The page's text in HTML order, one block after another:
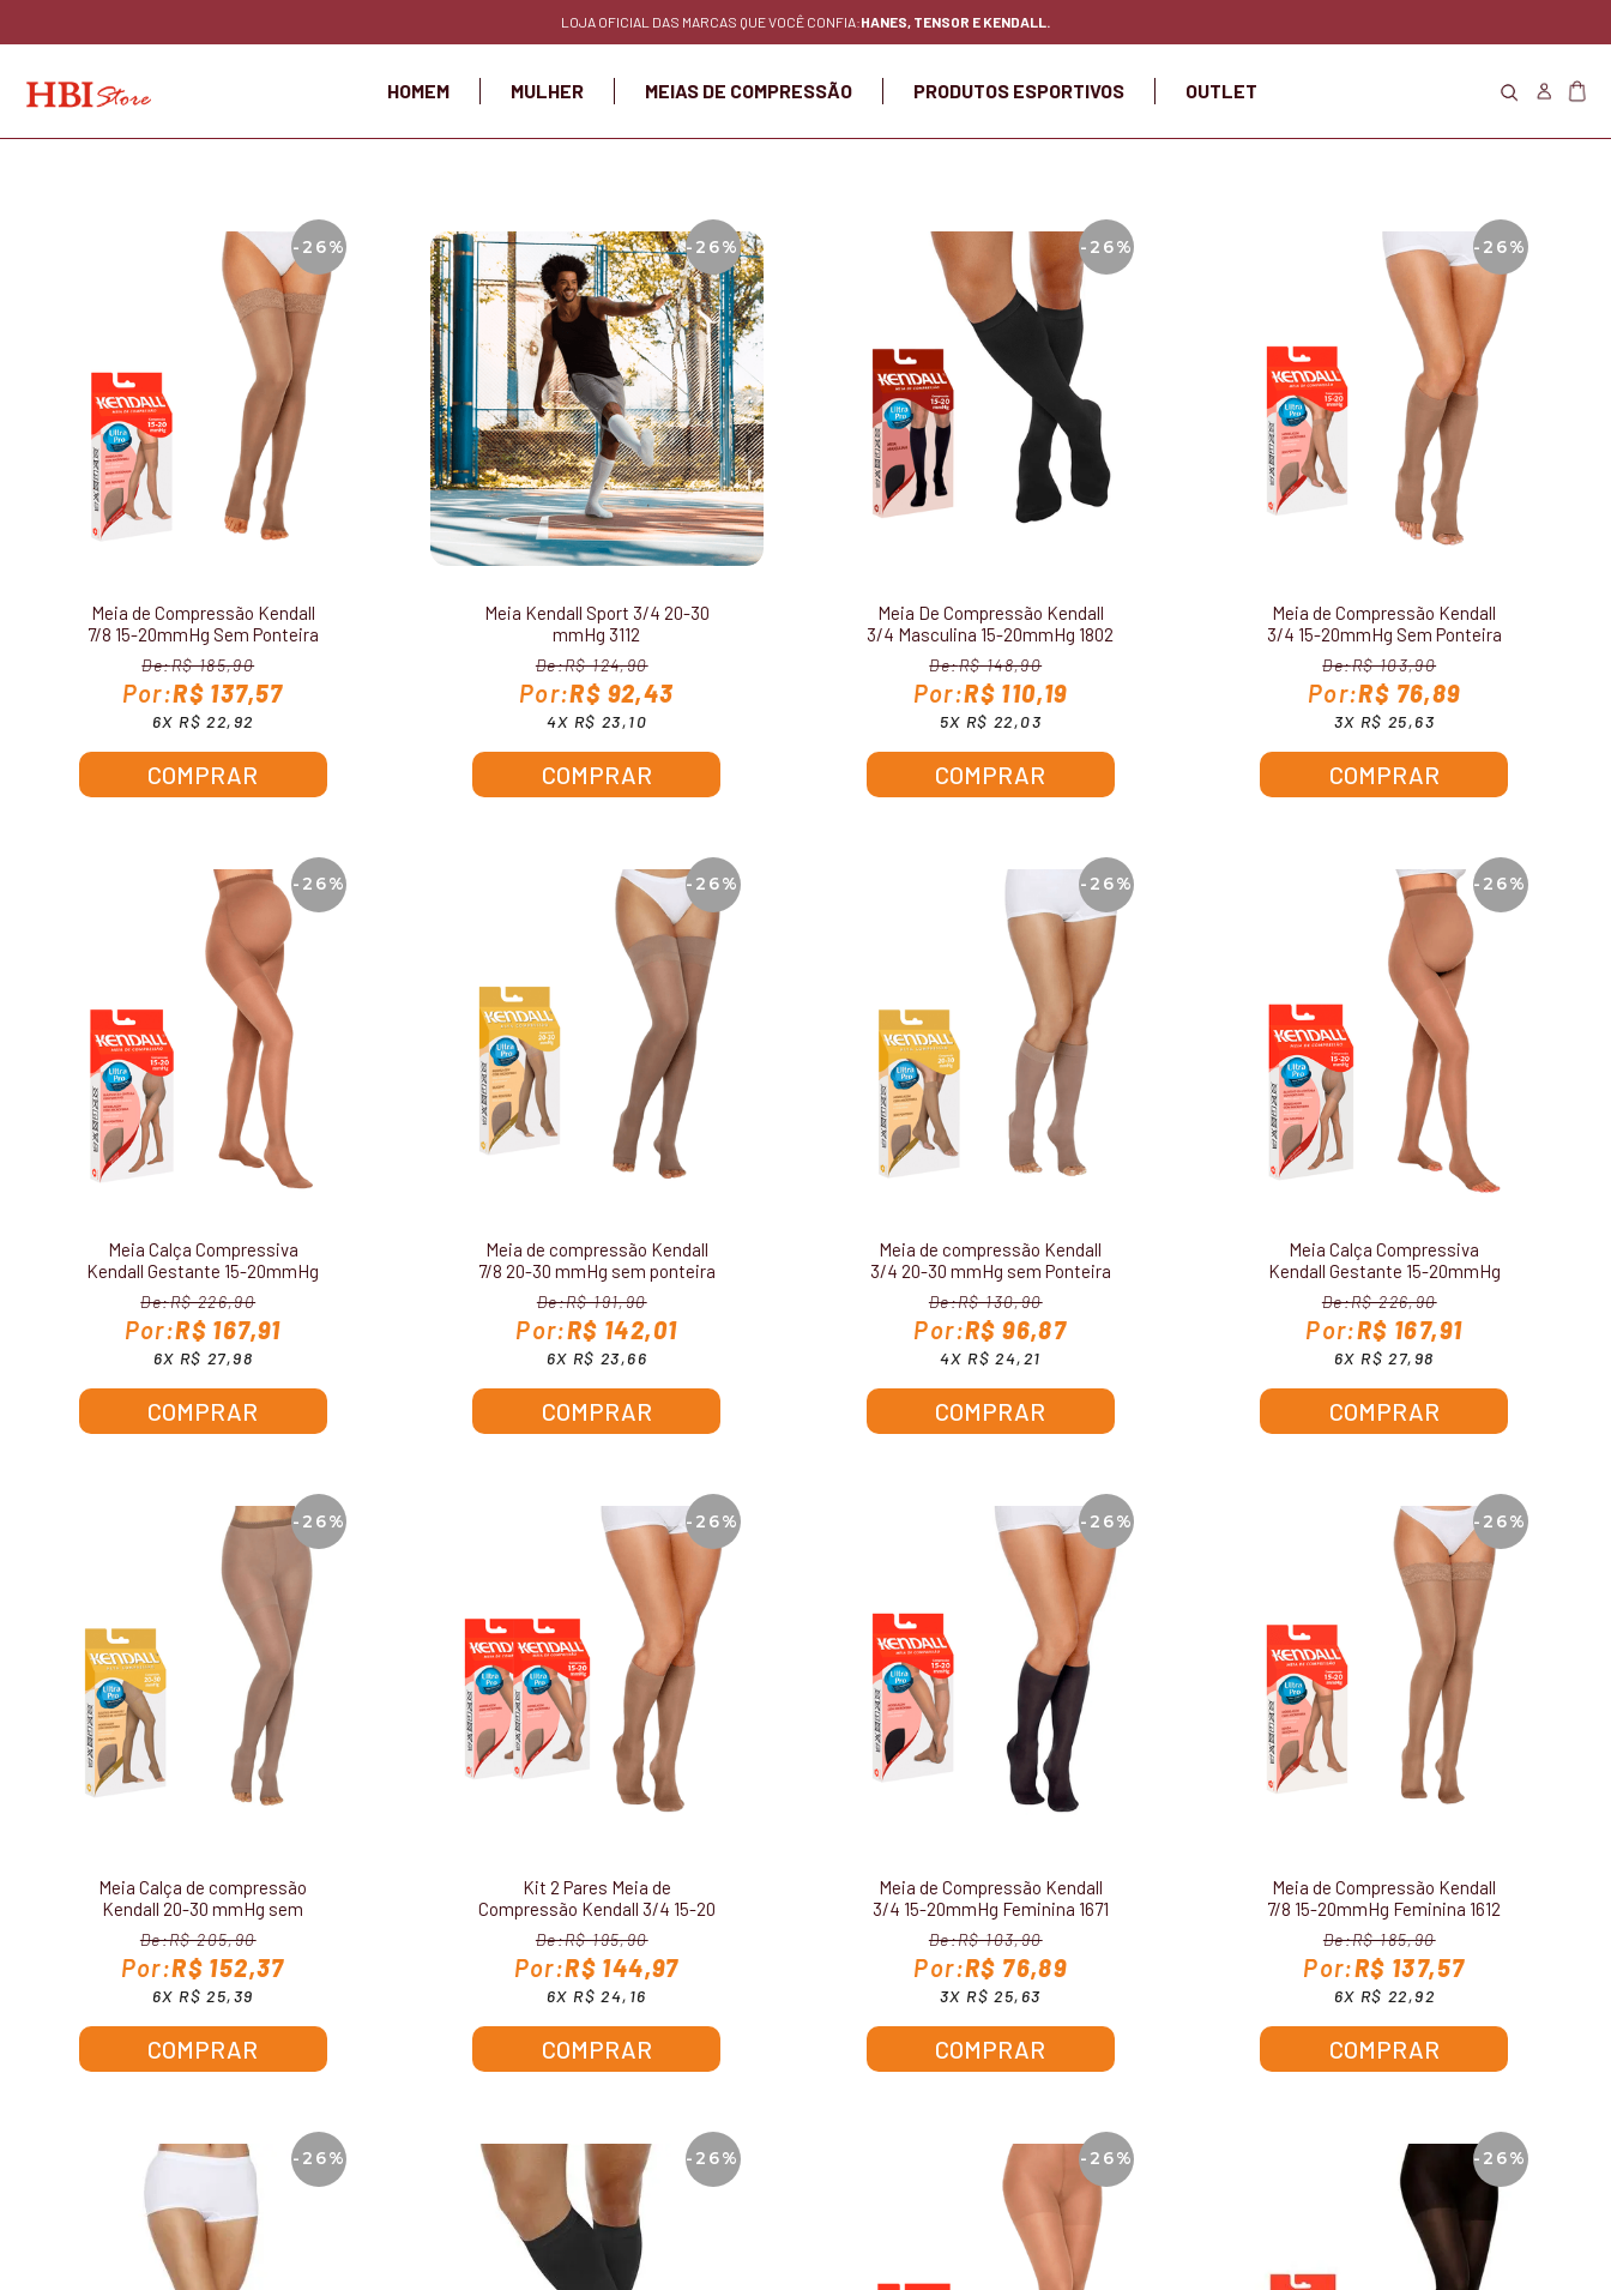
LOJA OFICIAL DAS MARCAS QUE VOCÊ CONFIA:HANES, TENSOR E KENDALL.
HOMEM MULHER MEIAS DE COMPRESSÃO PRODUTOS ESPORTIVOS OUTLET
-26%
Meia de Compressão Kendall
7/8 15-20mmHg Sem Ponteira
1712
R$ 185,90
R$ 137,57
6X R$ 22,92
COMPRAR
-26%
Meia Kendall Sport 3/4 20-30
mmHg 3112
R$ 124,90
R$ 92,43
4X R$ 23,10
COMPRAR
-26%
Meia De Compressão Kendall
3/4 Masculina 15-20mmHg 1802
R$ 148,90
R$ 110,19
5X R$ 22,03
COMPRAR
-26%
Meia de Compressão Kendall
3/4 15-20mmHg Sem Ponteira
1871
R$ 103,90
R$ 76,89
3X R$ 25,63
COMPRAR
-26%
Meia Calça Compressiva
Kendall Gestante 15-20mmHg
1653
R$ 226,90
R$ 167,91
6X R$ 27,98
COMPRAR
-26%
Meia de compressão Kendall
7/8 20-30 mmHg sem ponteira
1713
R$ 191,90
R$ 142,01
6X R$ 23,66
COMPRAR
-26%
Meia de compressão Kendall
3/4 20-30 mmHg sem Ponteira
1881
R$ 130,90
R$ 96,87
4X R$ 24,21
COMPRAR
-26%
Meia Calça Compressiva
Kendall Gestante 15-20mmHg
sem Ponteira 1652
R$ 226,90
R$ 167,91
6X R$ 27,98
COMPRAR
-26%
Meia Calça de compressão
Kendall 20-30 mmHg sem
ponteira 1891
R$ 205,90
R$ 152,37
6X R$ 25,39
COMPRAR
-26%
Kit 2 Pares Meia de
Compressão Kendall 3/4 15-20
mmHg Feminina 1671
R$ 195,90
R$ 144,97
6X R$ 24,16
COMPRAR
-26%
Meia de Compressão Kendall
3/4 15-20mmHg Feminina 1671
R$ 103,90
R$ 76,89
3X R$ 25,63
COMPRAR
-26%
Meia de Compressão Kendall
7/8 15-20mmHg Feminina 1612
R$ 185,90
R$ 137,57
6X R$ 22,92
COMPRAR
-26% -26% -26% -26%